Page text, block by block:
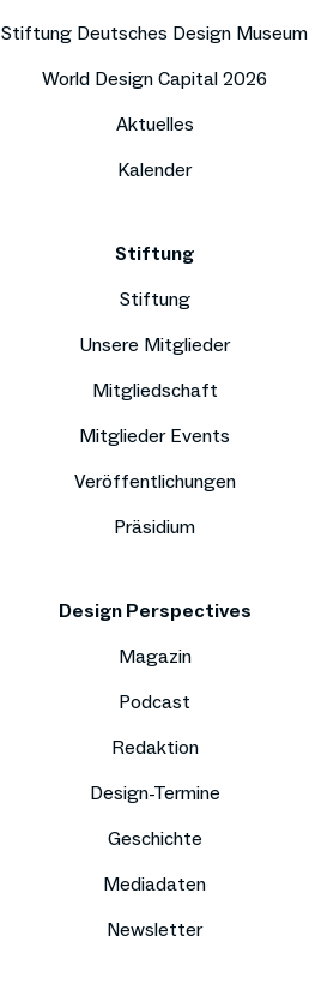
Stiftung Deutsches Design Museum
World Design Capital 2026
Aktuelles
Kalender
Stiftung
Stiftung
Unsere Mitglieder
Mitgliedschaft
Mitglieder Events
Veröffentlichungen
Präsidium
Design Perspectives
Magazin
Podcast
Redaktion
Design-Termine
Geschichte
Mediadaten
Newsletter